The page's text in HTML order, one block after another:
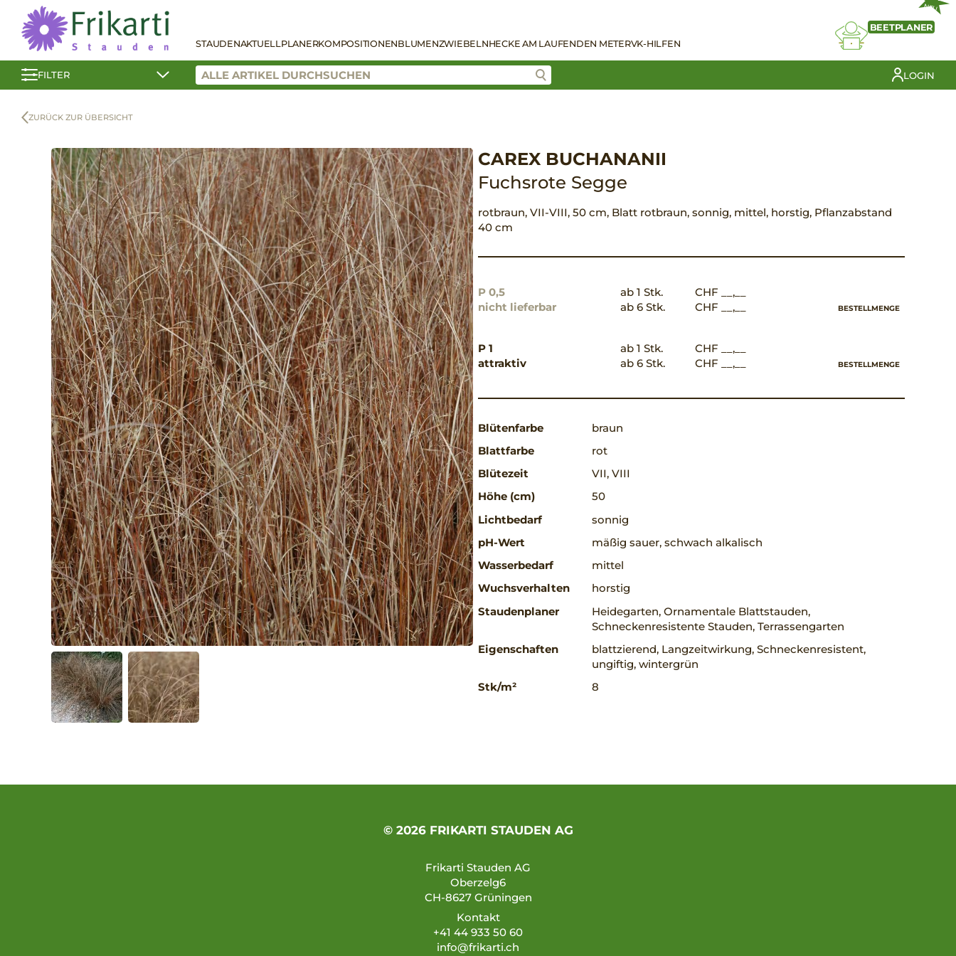
STAUDENAKTUELLPLANERKOMPOSITIONENBLUMENZWIEBELNHECKE AM LAUFENDEN METERVK-HILFEN
NEU
BEETPLANER
FILTER LOGIN
ZURÜCK ZUR ÜBERSICHT
CAREX BUCHANANII
Fuchsrote Segge
rotbraun, VII-VIII, 50 cm, Blatt rotbraun, sonnig, mittel, horstig, Pflanzabstand
40 cm
P 0,5
nicht lieferbar
ab 1 Stk.
CHF __,__
ab 6 Stk.
CHF __,__ BESTELLMENGE
P 1
attraktiv
ab 1 Stk.
CHF __,__
ab 6 Stk.
CHF __,__ BESTELLMENGE
Blütenfarbe
braun
Blattfarbe
rot
Blütezeit
VII, VIII
Höhe (cm)
50
Lichtbedarf
sonnig
pH-Wert
mäßig sauer, schwach alkalisch
Wasserbedarf
mittel
Wuchsverhalten
horstig
Staudenplaner
Heidegarten, Ornamentale Blattstauden,
Schneckenresistente Stauden, Terrassengarten
Eigenschaften
blattzierend, Langzeitwirkung, Schneckenresistent,
ungiftig, wintergrün
Stk/m²
8
© 2026 FRIKARTI STAUDEN AG
Frikarti Stauden AG
Oberzelg6
CH-8627 Grüningen
Kontakt
+41 44 933 50 60
info@frikarti.ch